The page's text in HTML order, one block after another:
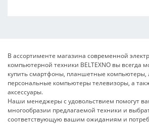
В ассортименте магазина современной
компьютерной техники BELTEXNO вы всегда
купить смартфоны, планшетные компьютеры,
персональные компьютеры телевизоры, а
аксессуары.
Наши менеджеры с удовольствием помогут
многообразии предлагаемой техники и
соответствующую вашим ожиданиям и